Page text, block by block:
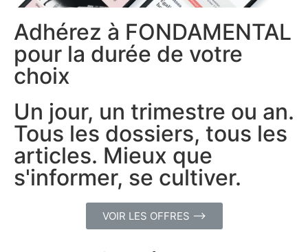
Adhérez à FONDAMENTAL
pour la durée de votre
choix
Un jour, un trimestre ou an.
Tous les dossiers, tous les
articles. Mieux que
s'informer, se cultiver.
VOIR LES OFFRES ⟶